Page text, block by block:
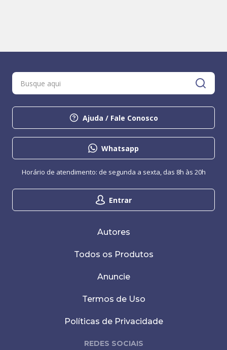
Ajuda / Fale Conosco
Whatsapp
Entrar
Horário de atendimento: de segunda a sexta, das 8h às 20h
Autores
Todos os Produtos
Anuncie
Termos de Uso
Políticas de Privacidade
REDES SOCIAIS